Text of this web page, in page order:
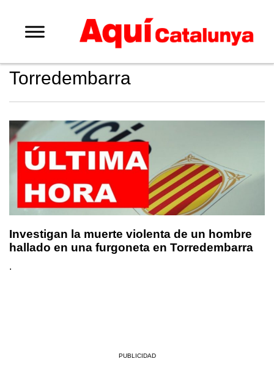
Torredembarra
Investigan la muerte violenta de un hombre
hallado en una furgoneta en Torredembarra
.
PUBLICIDAD